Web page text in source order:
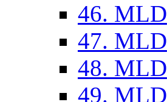
46. MLD
47. MLD
48. MLD
49. MLD